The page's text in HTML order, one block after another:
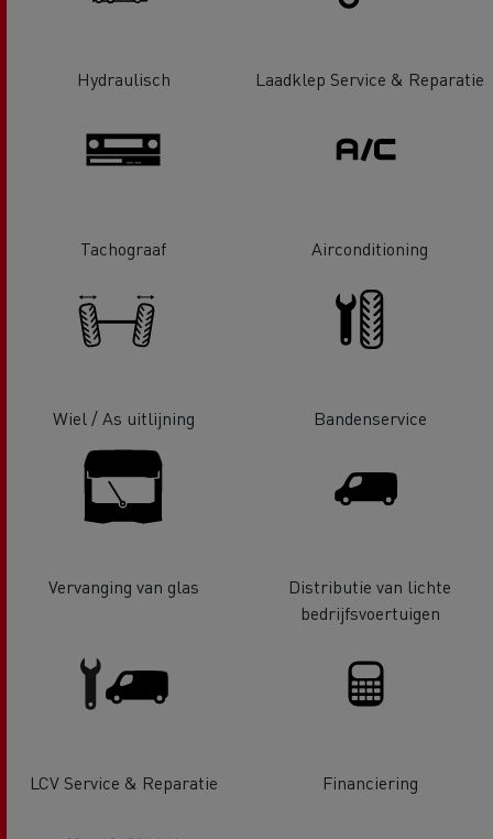
Hydraulisch Laadklep Service & Reparatie
Tachograaf Airconditioning
Wiel / As uitlijning Bandenservice
Vervanging van glas
Distributie van lichte
bedrijfsvoertuigen
LCV Service & Reparatie Financiering